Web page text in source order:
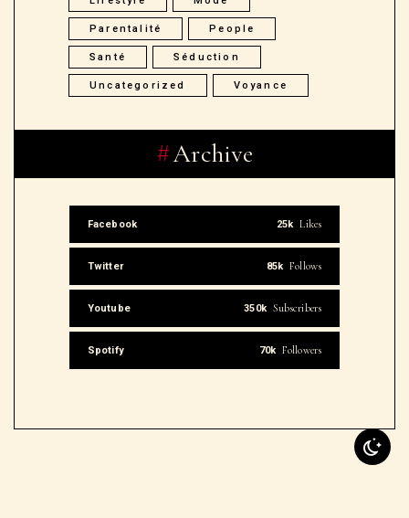
Parentalité People
Santé Séduction
Uncategorized Voyance
Archive
Facebook 25k Likes
Twitter 85k Follows
Youtube 350k Subscribers
Spotify 70k Followers